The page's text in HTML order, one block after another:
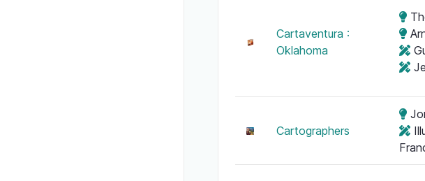
Cartaventura :
Oklahoma
Cartographers